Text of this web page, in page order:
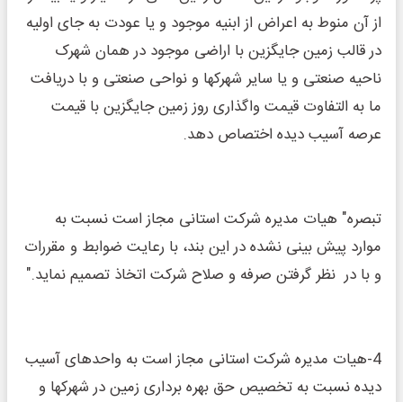
از آن منوط به اعراض از ابنیه موجود و یا عودت به جای اولیه
در قالب زمین جایگزین با اراضی موجود در همان شهرک
ناحیه صنعتی و یا سایر شهرکها و نواحی صنعتی و با دریافت
ما به التفاوت قیمت واگذاری روز زمین جایگزین با قیمت
عرصه آسیب دیده اختصاص دهد.
تبصره" هیات مدیره شرکت استانی مجاز است نسبت به
موارد پیش بینی نشده در این بند، با رعایت ضوابط و مقررات
و با در نظر گرفتن صرفه و صلاح شرکت اتخاذ تصمیم نماید."
4-هیات مدیره شرکت استانی مجاز است به واحدهای آسیب
دیده نسبت به تخصیص حق بهره برداری زمین در شهرکها و